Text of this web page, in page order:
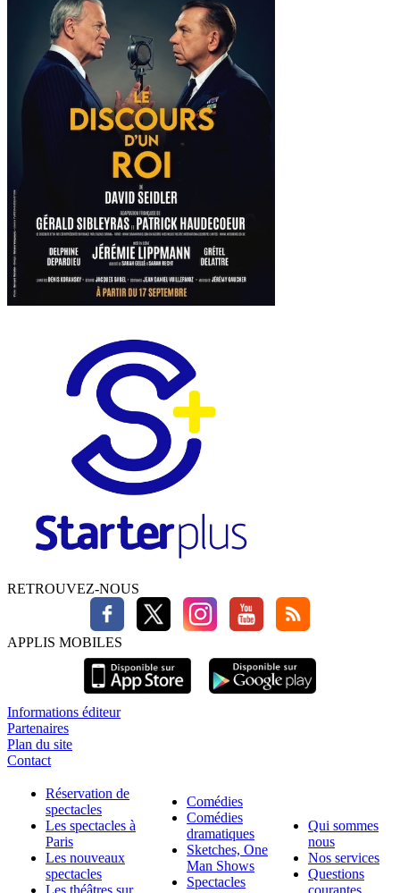
RETROUVEZ-NOUS
APPLIS MOBILES
Informations éditeur
Partenaires
Plan du site
Contact
Réservation de
spectacles
Les spectacles à
Paris
Les nouveaux
spectacles
Comédies
Comédies
dramatiques
Sketches, One
Man Shows
Spectacles
Qui sommes
nous
Nos services
Questions